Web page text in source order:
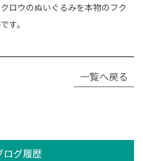
ロウのぬいぐるみを本物のフク
す。
一覧へ戻る
ログ履歴